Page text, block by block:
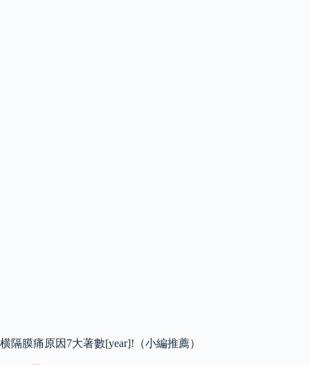
横隔膜痛原因7大著數[year]!（小編推薦）